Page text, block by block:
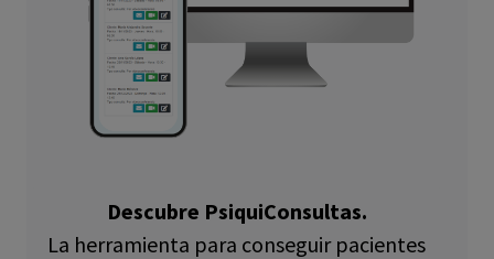
Descubre PsiquiConsultas.
La herramienta para conseguir pacientes